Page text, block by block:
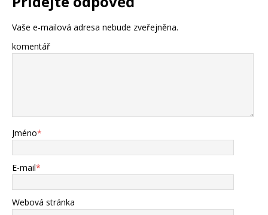
Vaše e-mailová adresa nebude zveřejněna.
komentář
Jméno*
E-mail*
Webová stránka